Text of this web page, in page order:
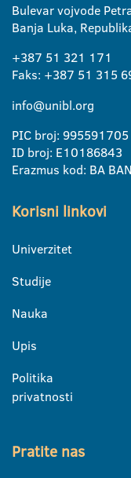
Bulevar vojvode
Banja Luka,
+387 51 321 171
Faks: +387 51 315
info@unibl.org
PIC broj: 995591705
ID broj: E10186843
Erazmus kod: BA
Korisni linkovi
Univerzitet
Studije
Nauka
Upis
Politika
privatnosti
Pratite nas